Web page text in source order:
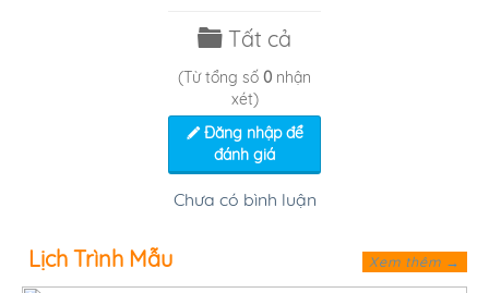
Tất cả
(Từ tổng số 0 nhận
xét)
Đăng nhập để
đánh giá
Chưa có bình luận
Lịch Trình Mẫu Xem thêm →